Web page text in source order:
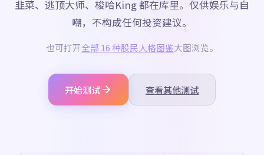
韭菜、逃顶大师、梭哈King 都在库里。仅供娱乐与自
嘲，不构成任何投资建议。
也可打开全部 16 种股民人格图鉴大图浏览。
开始测试 查看其他测试